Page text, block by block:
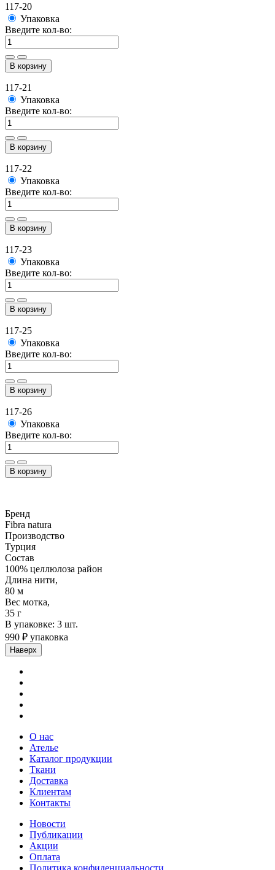
117-20
Упаковка
Введите кол-во:
В корзину
117-21
Упаковка
Введите кол-во:
В корзину
117-22
Упаковка
Введите кол-во:
В корзину
117-23
Упаковка
Введите кол-во:
В корзину
117-25
Упаковка
Введите кол-во:
В корзину
117-26
Упаковка
Введите кол-во:
В корзину
Бренд
Fibra natura
Производство
Турция
Состав
100% целлюлоза район
Длина нити,
80 м
Вес мотка,
35 г
В упаковке: 3 шт.
990 ₽ упаковка
Наверх
О нас
Ателье
Каталог продукции
Ткани
Доставка
Клиентам
Контакты
Новости
Публикации
Акции
Оплата
Политика конфиденциальности